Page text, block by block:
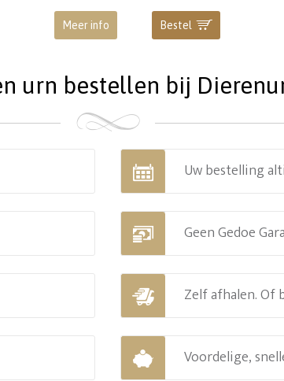
Meer info Bestel
urn bestellen bij
Uw bestelling
Geen Gedoe
Zelf afhalen.
Voordelige,